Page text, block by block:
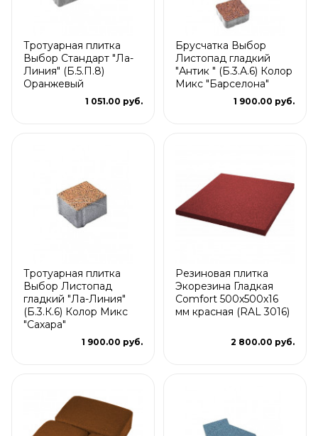
Тротуарная плитка
Выбор Стандарт "Ла-
Линия" (Б.5.П.8)
Оранжевый
1 051.00 руб.
Брусчатка Выбор
Листопад гладкий
"Антик " (Б.3.А.6) Колор
Микс "Барселона"
1 900.00 руб.
Тротуарная плитка
Выбор Листопад
гладкий "Ла-Линия"
(Б.3.К.6) Колор Микс
"Сахара"
1 900.00 руб.
Резиновая плитка
Экорезина Гладкая
Comfort 500x500x16
мм красная (RAL 3016)
2 800.00 руб.